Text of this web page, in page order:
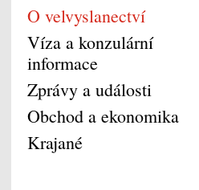
O velvyslanectví
Víza a konzulární
informace
Zprávy a události
Obchod a ekonomika
Krajané